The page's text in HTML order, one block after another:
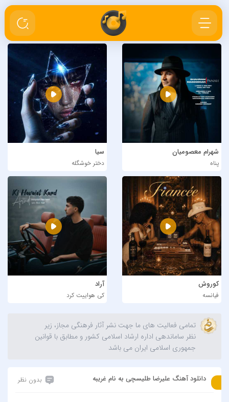
شهرام معصومیان
پناه
سیا
دختر خوشگله
کوروش
فیانسه
آراد
کی هواییت کرد
تمامی فعالیت های ما جهت نشر آثار فرهنگی مجاز، زیر
نظر ساماندهی اداره ارشاد اسلامی کشور و مطابق با قوانین
جمهوری اسلامی ایران می باشد
دانلود آهنگ علیرضا طلیسچی به نام غریبه بدون نظر